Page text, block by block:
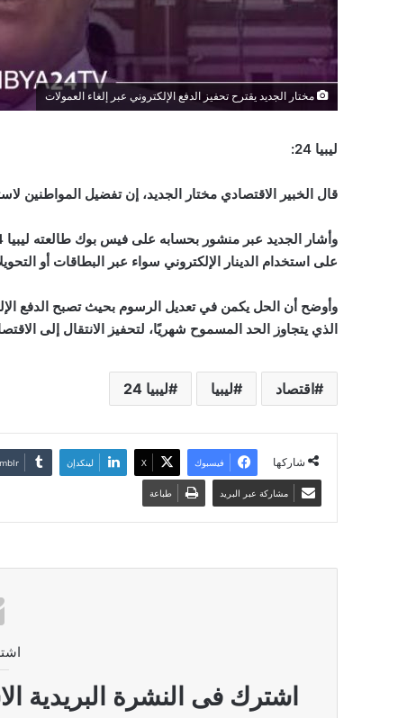
مختار الجديد يقترح تحفيز الدفع الإلكتروني عبر إلغاء العمولات
ليبيا 24:
قال الخبير الاقتصادي مختار الجديد، إن تفضيل المواطنين
على استخدام الدينار الإلكتروني سواء عبر البطاقات أو
وأوضح أن الحل يكمن في تعديل الرسوم بحيث تصبح الدفع
الذي يتجاوز الحد المسموح شهريًا، لتحفيز الانتقال إلى
اقتصاد ليبيا ليبيا 24
شاركها فيسبوك ‫X لينكدإن
مشاركة عبر البريد طباعة
اشترك فى النشرة البريدية